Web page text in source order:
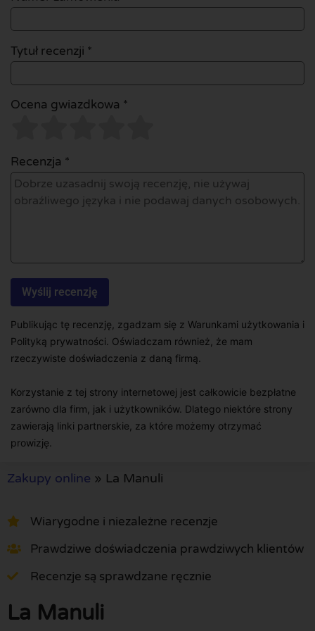
Tytuł recenzji *
Ocena gwiazdkowa *
Recenzja *
Publikując tę recenzję, zgadzam się z Warunkami użytkowania i
Polityką prywatności. Oświadczam również, że mam
rzeczywiste doświadczenia z daną firmą.
Korzystanie z tej strony internetowej jest całkowicie bezpłatne
zarówno dla firm, jak i użytkowników. Dlatego niektóre strony
zawierają linki partnerskie, za które możemy otrzymać
prowizję.
Zakupy online » La Manuli
Wiarygodne i niezależne recenzje
Prawdziwe doświadczenia prawdziwych klientów
Recenzje są sprawdzane ręcznie
La Manuli